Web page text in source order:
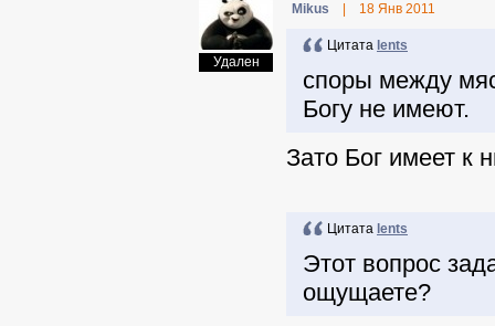
Удален
Mikus 18 Янв 2011
Цитата lents
споры между
Богу не имеют.
Зато Бог имеет к
Цитата lents
Этот вопрос
ощущаете?